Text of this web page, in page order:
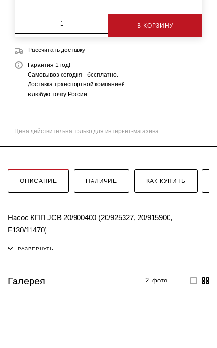
В КОРЗИНУ
Рассчитать доставку
Гарантия 1 год!
Самовывоз сегодня - бесплатно.
Доставка транспортной компанией
в любую точку России.
Цена действительна только для интернет-магазина.
ОПИСАНИЕ НАЛИЧИЕ КАК КУПИТЬ
Насос КПП JCB 20/900400 (20/925327, 20/915900,
F130/11470)
Галерея 2 фото —